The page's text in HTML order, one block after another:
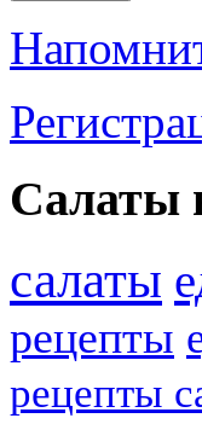
Салаты
салаты
рецепты
рецепты